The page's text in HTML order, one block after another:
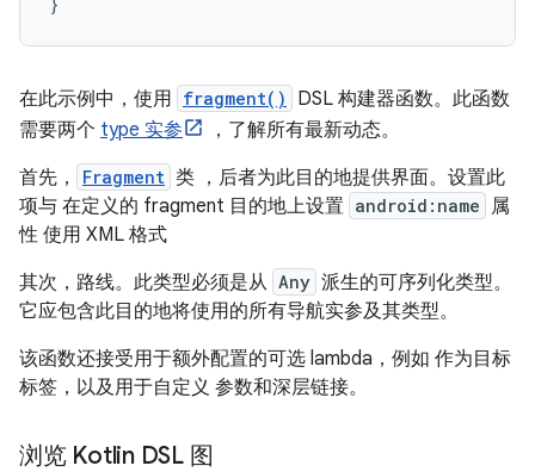
在此示例中，使用 fragment()
DSL 构建器函数。此函数
需要两个 type 实参
，了解所有最新动态。
首先，
Fragment 类 ，后者为此目的地提供界面。设置此
项与 在定义的 fragment 目的地上设置 android:name
属
性 使用 XML 格式
其次，路线。此类型必须是从 Any 派生的可序列化类型。
它应包含此目的地将使用的所有导航实参及其类型。
该函数还接受用于额外配置的可选 lambda，例如 作为目标
标签，以及用于自定义 参数和深层链接。
浏览 Kotlin DSL 图